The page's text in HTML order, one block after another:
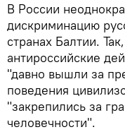
В России
дискриминацию
странах Балтии.
антироссийские
"давно вышли за
поведения
"закрепились за
человечности".